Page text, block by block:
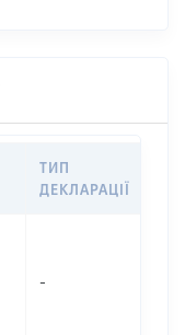
ТИП
ДЕКЛАРАЦІЇ
-